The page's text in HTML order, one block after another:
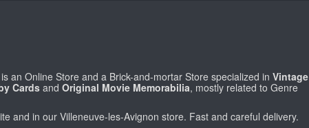
an Online Store and a Brick-and-mortar Store specialized inVintage
Cards andOriginal Movie Memorabilia, mostly related to Genre
and in our Villeneuve-les-Avignon store. Fast and careful delivery.